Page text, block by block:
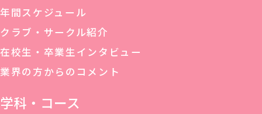
年間スケジュール
クラブ・サークル紹介
在校生・卒業生インタビュー
業界の方からのコメント
学科・コース